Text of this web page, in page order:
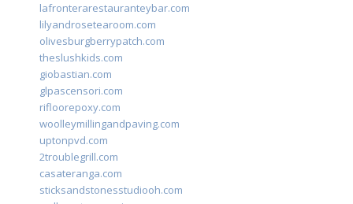
lafronterarestauranteybar.com
lilyandrosetearoom.com
olivesburgberrypatch.com
theslushkids.com
giobastian.com
glpascensori.com
rifloorepoxy.com
woolleymillingandpaving.com
uptonpvd.com
2troublegrill.com
casateranga.com
sticksandstonesstudiooh.com